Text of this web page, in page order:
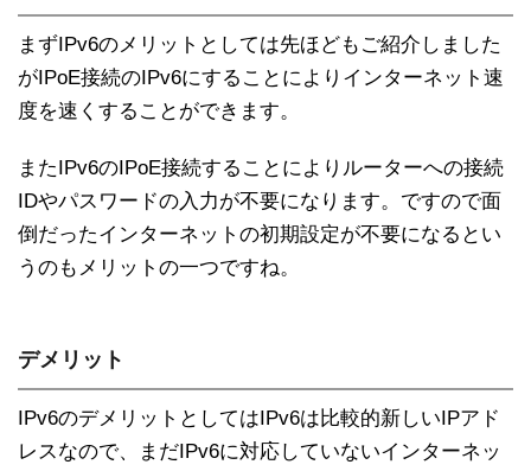
まずIPv6のメリットとしては先ほどもご紹介しました
がIPoE接続のIPv6にすることによりインターネット速
度を速くすることができます。
またIPv6のIPoE接続することによりルーターへの接続
IDやパスワードの入力が不要になります。ですので面
倒だったインターネットの初期設定が不要になるとい
うのもメリットの一つですね。
デメリット
IPv6のデメリットとしてはIPv6は比較的新しいIPアド
レスなので、まだIPv6に対応していないインターネッ